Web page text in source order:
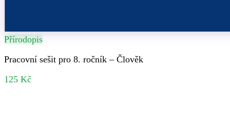
Přírodopis
Pracovní sešit pro 8. ročník – Člověk
125 Kč